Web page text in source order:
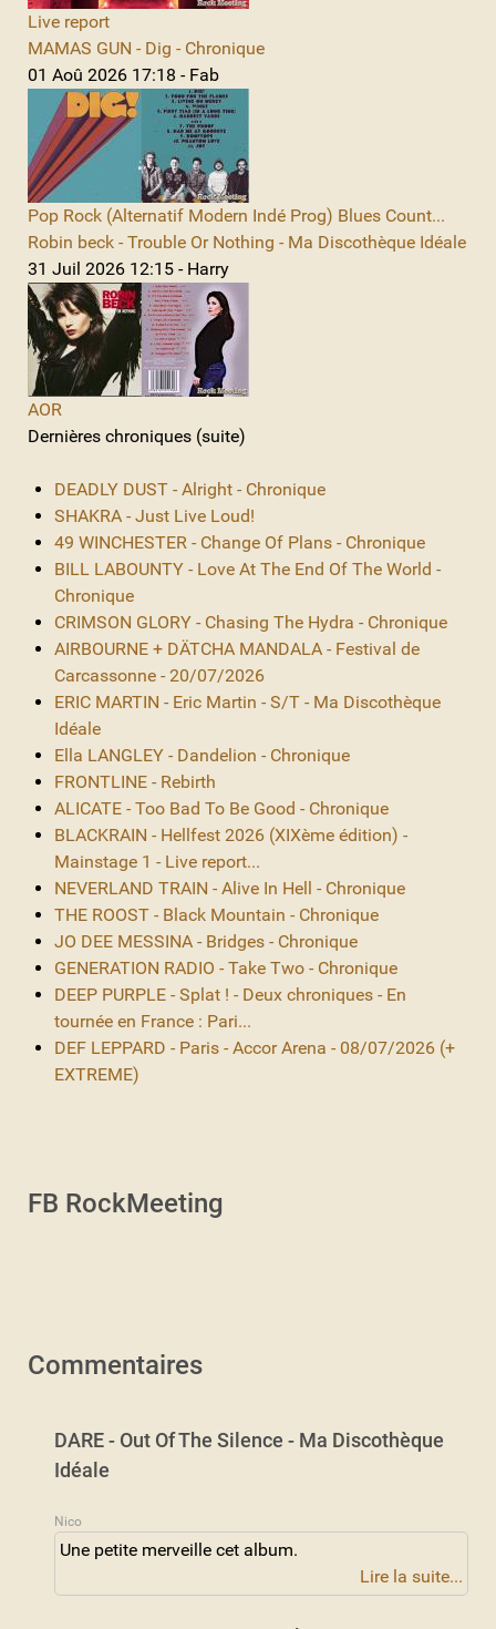
Live report
MAMAS GUN - Dig - Chronique
01 Aoû 2026 17:18 - Fab
Pop Rock (Alternatif Modern Indé Prog) Blues Count...
Robin beck - Trouble Or Nothing - Ma Discothèque Idéale
31 Juil 2026 12:15 - Harry
AOR
Dernières chroniques (suite)
DEADLY DUST - Alright - Chronique
SHAKRA - Just Live Loud!
49 WINCHESTER - Change Of Plans - Chronique
BILL LABOUNTY - Love At The End Of The World -
Chronique
CRIMSON GLORY - Chasing The Hydra - Chronique
AIRBOURNE + DÄTCHA MANDALA - Festival de
Carcassonne - 20/07/2026
ERIC MARTIN - Eric Martin - S/T - Ma Discothèque
Idéale
Ella LANGLEY - Dandelion - Chronique
FRONTLINE - Rebirth
ALICATE - Too Bad To Be Good - Chronique
BLACKRAIN - Hellfest 2026 (XIXème édition) -
Mainstage 1 - Live report...
NEVERLAND TRAIN - Alive In Hell - Chronique
THE ROOST - Black Mountain - Chronique
JO DEE MESSINA - Bridges - Chronique
GENERATION RADIO - Take Two - Chronique
DEEP PURPLE - Splat ! - Deux chroniques - En
tournée en France : Pari...
DEF LEPPARD - Paris - Accor Arena - 08/07/2026 (+
EXTREME)
FB RockMeeting
Commentaires
DARE - Out Of The Silence - Ma Discothèque
Idéale
Nico
Une petite merveille cet album.
Lire la suite...